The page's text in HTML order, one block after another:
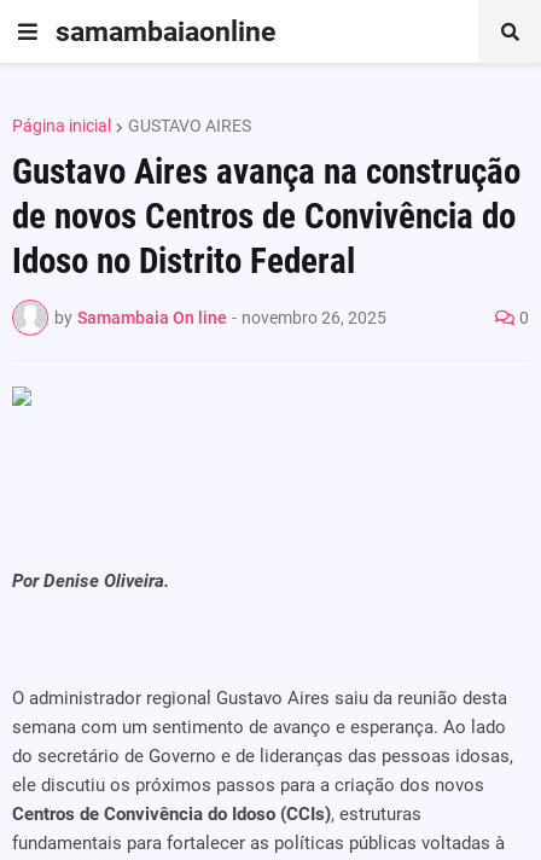
samambaiaonline
Página inicial GUSTAVO AIRES
Gustavo Aires avança na construção
de novos Centros de Convivência do
Idoso no Distrito Federal
by Samambaia On line - novembro 26, 2025 0
Por Denise Oliveira.
O administrador regional Gustavo Aires saiu da reunião desta
semana com um sentimento de avanço e esperança. Ao lado
do secretário de Governo e de lideranças das pessoas idosas,
ele discutiu os próximos passos para a criação dos novos
Centros de Convivência do Idoso (CCIs), estruturas
fundamentais para fortalecer as políticas públicas voltadas à